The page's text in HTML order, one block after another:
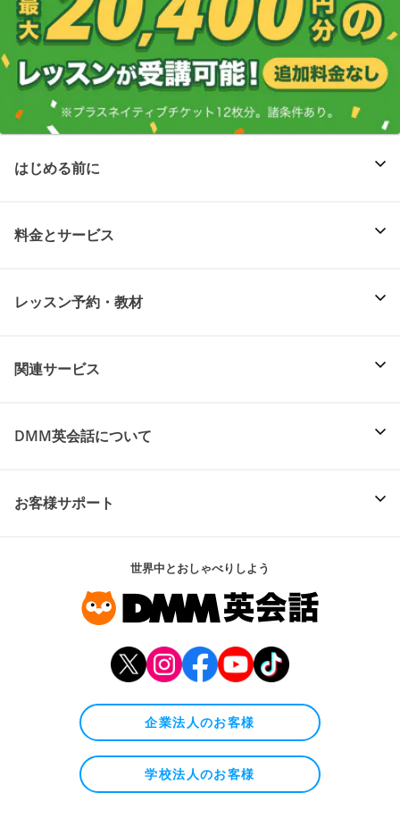
はじめる前に
料金とサービス
レッスン予約・教材
関連サービス
DMM英会話について
お客様サポート
世界中とおしゃべりしよう
企業法人のお客様
学校法人のお客様